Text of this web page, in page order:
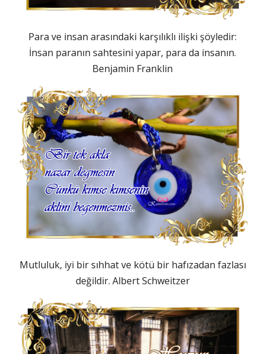
Para ve insan arasındaki karşılıklı ilişki şöyledir:
İnsan paranın sahtesini yapar, para da insanın.
Benjamin Franklin
Mutluluk, iyi bir sıhhat ve kötü bir hafızadan fazlası
değildir. Albert Schweitzer